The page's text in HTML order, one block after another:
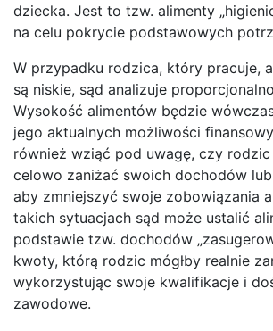
dziecka. Jest to tzw. alimenty
na celu pokrycie podstawowych
W przypadku rodzica, który pracuje,
są niskie, sąd analizuje
Wysokość alimentów będzie
jego aktualnych możliwości
również wziąć pod uwagę, czy
celowo zaniżać swoich dochodów
aby zmniejszyć swoje zobowiązania
takich sytuacjach sąd może ustalić
podstawie tzw. dochodów
kwoty, którą rodzic mógłby realnie
wykorzystując swoje kwalifikacje i
zawodowe.